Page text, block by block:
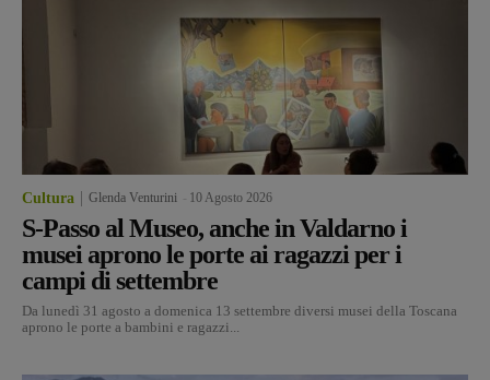
Cultura Glenda Venturini 10 Agosto 2026
S-Passo al Museo, anche in Valdarno i
musei aprono le porte ai ragazzi per i
campi di settembre
Da lunedì 31 agosto a domenica 13 settembre diversi musei della Toscana
aprono le porte a bambini e ragazzi...